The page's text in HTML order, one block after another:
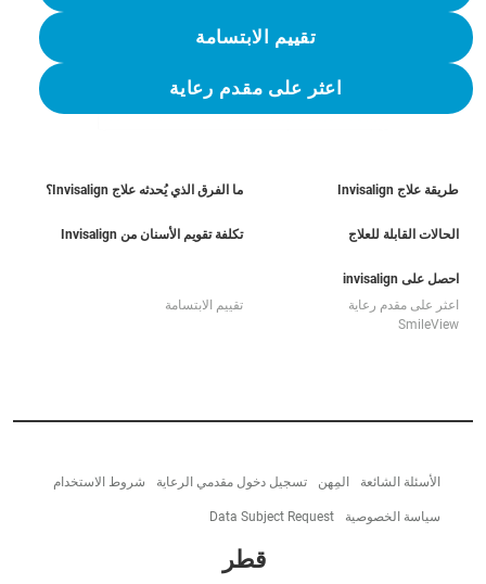
تقييم الابتسامة
اعثر على مقدم رعاية
طريقة علاج Invisalign ما الفرق الذي يُحدثه علاج Invisalign؟
الحالات القابلة للعلاج تكلفة تقويم الأسنان من Invisalign
احصل على invisalign
اعثر على مقدم رعاية
تقييم الابتسامة
SmileView
الأسئلة الشائعة المِهن تسجيل دخول مقدمي الرعاية شروط الاستخدام
سياسة الخصوصية Data Subject Request
قطر‎